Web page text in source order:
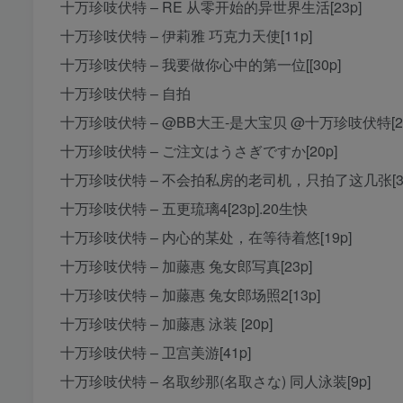
十万珍吱伏特 – RE 从零开始的异世界生活[23p]
十万珍吱伏特 – 伊莉雅 巧克力天使[11p]
十万珍吱伏特 – 我要做你心中的第一位[[30p]
十万珍吱伏特 – 自拍
十万珍吱伏特 – @BB大王-是大宝贝 @十万珍吱伏特
十万珍吱伏特 – ご注文はうさぎですか[20p]
十万珍吱伏特 – 不会拍私房的老司机，只拍了这几张
十万珍吱伏特 – 五更琉璃4[23p].20生快
十万珍吱伏特 – 内心的某处，在等待着悠[19p]
十万珍吱伏特 – 加藤惠 兔女郎写真[23p]
十万珍吱伏特 – 加藤惠 兔女郎场照2[13p]
十万珍吱伏特 – 加藤惠 泳装 [20p]
十万珍吱伏特 – 卫宫美游[41p]
十万珍吱伏特 – 名取纱那(名取さな) 同人泳装[9p]